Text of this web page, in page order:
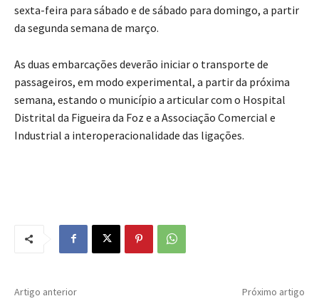
sexta-feira para sábado e de sábado para domingo, a partir
da segunda semana de março.
As duas embarcações deverão iniciar o transporte de
passageiros, em modo experimental, a partir da próxima
semana, estando o município a articular com o Hospital
Distrital da Figueira da Foz e a Associação Comercial e
Industrial a interoperacionalidade das ligações.
Artigo anterior Próximo artigo